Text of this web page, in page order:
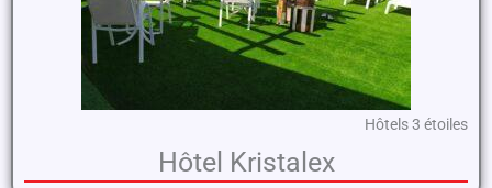
Hôtels 3 étoiles
Hôtel Kristalex